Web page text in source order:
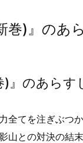
巻)』のあ
』のあらす
全てを注ぎぶつ
山との対決の結